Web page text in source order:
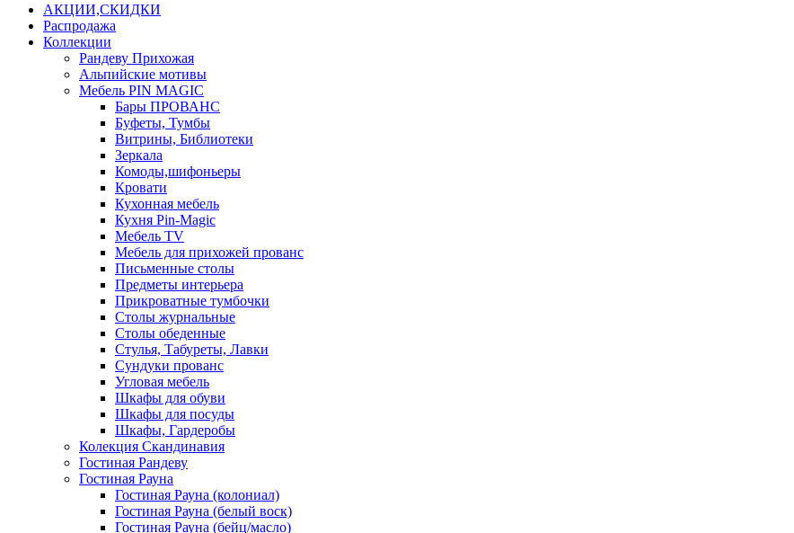
АКЦИИ,СКИДКИ
Распродажа
Коллекции
Рандеву Прихожая
Альпийские мотивы
Мебель PIN MAGIС
Бары ПРОВАНС
Буфеты, Тумбы
Витрины, Библиотеки
Зеркала
Комоды,шифоньеры
Кровати
Кухонная мебель
Кухня Pin-Magic
Мебель TV
Мебель для прихожей прованс
Письменные столы
Предметы интерьера
Прикроватные тумбочки
Столы журнальные
Столы обеденные
Стулья, Табуреты, Лавки
Сундуки прованс
Угловая мебель
Шкафы для обуви
Шкафы для посуды
Шкафы, Гардеробы
Колекция Скандинавия
Гостиная Рандеву
Гостиная Рауна
Гостиная Рауна (колониал)
Гостиная Рауна (белый воск)
Гостиная Рауна (бейц/масло)